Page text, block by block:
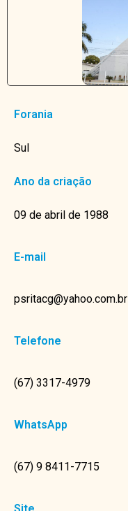
Forania
Sul
Ano da criação
09 de abril de 1988
E-mail
psritacg@yahoo.com.br
Telefone
(67) 3317-4979
WhatsApp
(67) 9 8411-7715
Site